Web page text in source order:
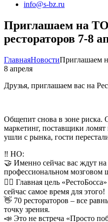
info@s-bz.ru
Приглашаем на
рестораторов 7-8
ГлавнаяНовостиПриглашаем
8 апреля
Друзья, приглашаем вас на
Общепит снова в зоне риска.
маркетинг, поставщики
ушли с рынка, гости
‼️ НО:
🤝 Именно сейчас вас ждут
профессиональном мозговом
👉🏻 Главная цель
сейчас самое время для этого!
👋 70 рестораторов – все
точку зрения.
📣 Это не встреча «Просто